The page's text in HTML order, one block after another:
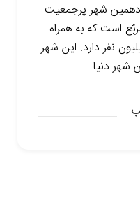
شهر پرجمعیت
کیلومتر مربّع است که به همراه
خود جمعیتی بالغ بر ۱۴ میلیون نفر دارد. این شهر
شهر دنیا